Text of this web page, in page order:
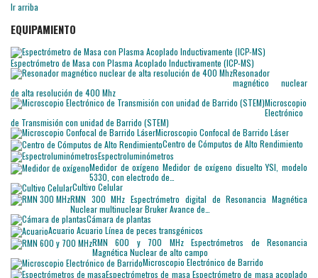
Ir arriba
EQUIPAMIENTO
Espectrómetro de Masa con Plasma Acoplado Inductivamente (ICP-MS)
Resonador
magnético nuclear
de alta resolución de 400 Mhz
Microscopio
Electrónico
de Transmisión con unidad de Barrido (STEM)
Microscopio Confocal de Barrido Láser
Centro de Cómputos de Alto Rendimiento
Espectroluminómetros
Medidor de oxígeno Medidor de oxígeno disuelto YSI, modelo
5330, con electrodo de…
Cultivo Celular
RMN 300 MHzEspectrómetro digital de Resonancia Magnética
Nuclear multinuclear Bruker Avance de…
Cámara de plantas
Acuario Acuario Línea de peces transgénicos
RMN 600 y 700 MHzEspectrómetros de Resonancia
Magnética Nuclear de alto campo
Microscopio Electrónico de Barrido
Espectrómetros de masa Espectrómetro de masa acoplado